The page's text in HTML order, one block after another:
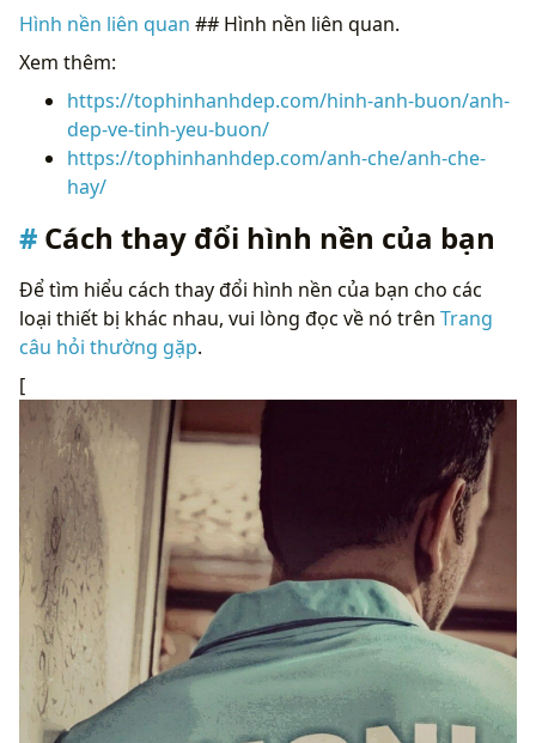
Hình nền liên quan ## Hình nền liên quan.
Xem thêm:
https://tophinhanhdep.com/hinh-anh-buon/anh-
dep-ve-tinh-yeu-buon/
https://tophinhanhdep.com/anh-che/anh-che-
hay/
Cách thay đổi hình nền của bạn
Để tìm hiểu cách thay đổi hình nền của bạn cho các
loại thiết bị khác nhau, vui lòng đọc về nó trên Trang
câu hỏi thường gặp.
[